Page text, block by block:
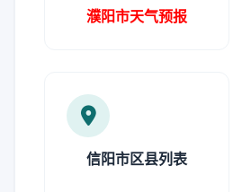
濮阳市天气预报
信阳市区县列表